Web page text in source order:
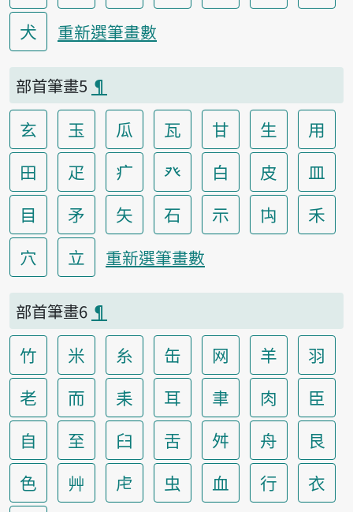
犬
重新選筆畫數
部首筆畫5 ¶
玄 玉 瓜 瓦 甘 生
用
田
疋 疒 癶 白 皮
皿
目
矛 矢 石 示 禸
禾
穴
立 重新選筆畫數
部首筆畫6 ¶
竹 米 糸 缶 网 羊
羽
老
而 耒 耳 聿 肉
臣
自
至 臼 舌 舛 舟
艮
色
艸 虍 虫 血 行
衣